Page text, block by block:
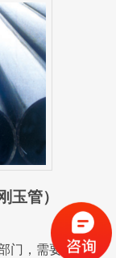
玉管）
门，需要大